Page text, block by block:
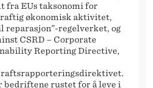
fra EUs taksonomi for
økonomisk aktivitet,
reparasjon”-regelverket, og
CSRD – Corporate
Reporting Directive,
bedriftene rustet for å leve i